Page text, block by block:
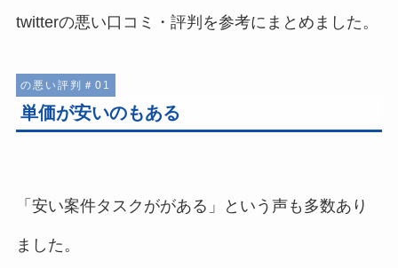
twitterの悪い口コミ・評判を参考にまとめました。
の悪い評判＃01
単価が安いのもある
「安い案件タスクががある」という声も多数あり
ました。